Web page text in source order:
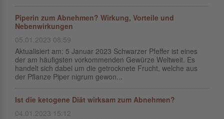
Piperin zum Abnehmen? Wirkung, Vorteile und
Nebenwirkungen
05.01.2023 08:59
Aktualisiert am: 5 Januar 2023 Schwarzer Pfeffer ist eines
der am häufigsten vorkommenden Gewürze Weltweit. Es
handelt sich dabei um die getrocknete Frucht, welche aus
der Pflanze Piper nigrum gewon...
Ist die ketogene Diät wirksam zum Abnehmen?
04.01.2023 15:12